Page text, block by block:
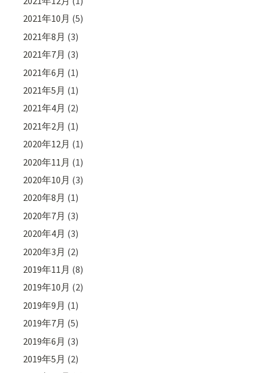
2021年10月 (5)
2021年8月 (3)
2021年7月 (3)
2021年6月 (1)
2021年5月 (1)
2021年4月 (2)
2021年2月 (1)
2020年12月 (1)
2020年11月 (1)
2020年10月 (3)
2020年8月 (1)
2020年7月 (3)
2020年4月 (3)
2020年3月 (2)
2019年11月 (8)
2019年10月 (2)
2019年9月 (1)
2019年7月 (5)
2019年6月 (3)
2019年5月 (2)